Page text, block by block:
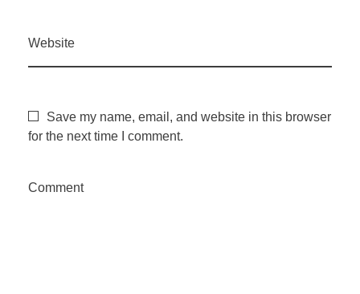
i
a
Website
Save my name, email, and website in this browser
for the next time I comment.
Comment